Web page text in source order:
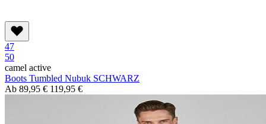
47
50
camel active
Boots Tumbled Nubuk SCHWARZ
Ab 89,95 € 119,95 €